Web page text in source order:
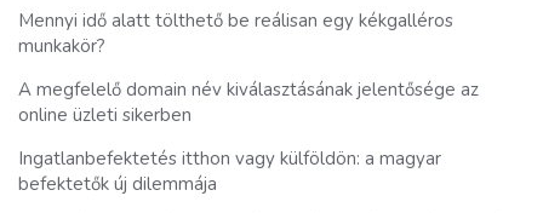
Mennyi idő alatt tölthető be reálisan egy kékgalléros
munkakör?
A megfelelő domain név kiválasztásának jelentősége az
online üzleti sikerben
Ingatlanbefektetés itthon vagy külföldön: a magyar
befektetők új dilemmája